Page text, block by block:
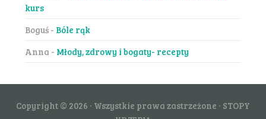
kurs
Boguś- Bóle rąk
Anna - Młody, zdrowy i bogaty- recepty
Copyright © 2026 · Wszystkie prawa zastrzeżone · STOPY